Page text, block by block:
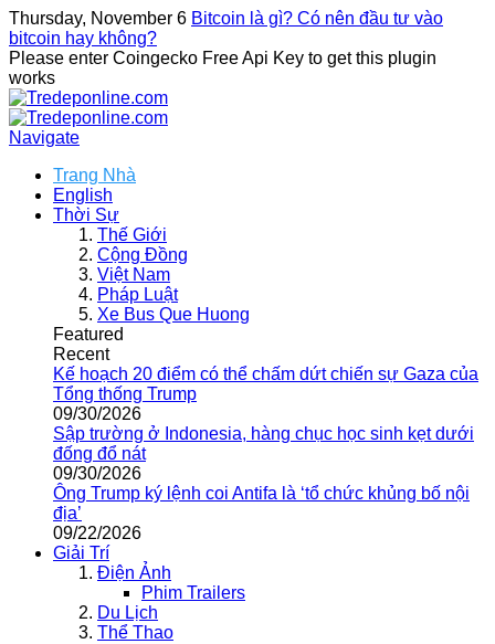
Thursday, November 6 Bitcoin là gì? Có nên đầu tư vào
bitcoin hay không?
Please enter Coingecko Free Api Key to get this plugin
works
Navigate
Trang Nhà
English
Thời Sự
Thế Giới
Cộng Đồng
Việt Nam
Pháp Luật
Xe Bus Que Huong
Featured
Recent
Kế hoạch 20 điểm có thể chấm dứt chiến sự Gaza của
Tổng thống Trump
09/30/2026
Sập trường ở Indonesia, hàng chục học sinh kẹt dưới
đống đổ nát
09/30/2026
Ông Trump ký lệnh coi Antifa là ‘tổ chức khủng bố nội
địa’
09/22/2026
Giải Trí
Điện Ảnh
Phim Trailers
Du Lịch
Thể Thao